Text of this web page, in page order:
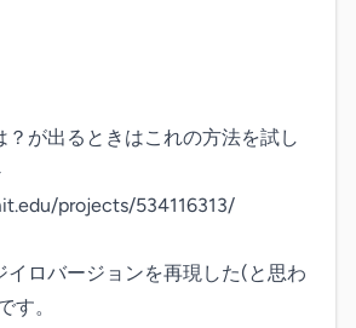
？が出るときはこれの方法を試し
projects/534116313/
イロバージョンを再現した(と思わ
す。